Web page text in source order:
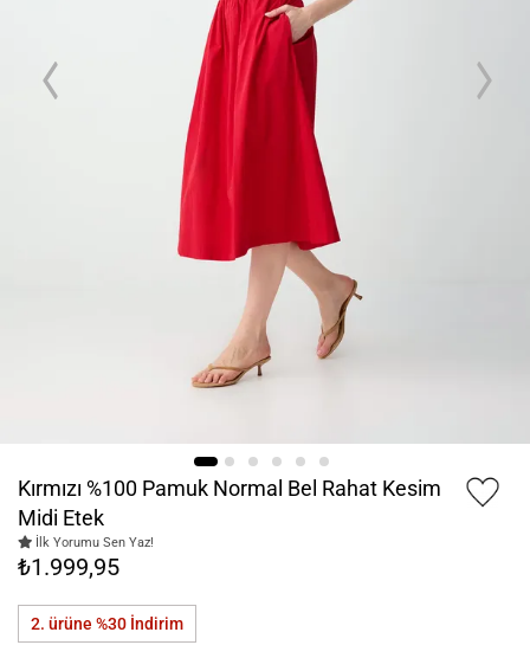
Kırmızı %100 Pamuk Normal Bel Rahat Kesim
Midi Etek
İlk Yorumu Sen Yaz!
₺1.999,95
2. ürüne %30 İndirim